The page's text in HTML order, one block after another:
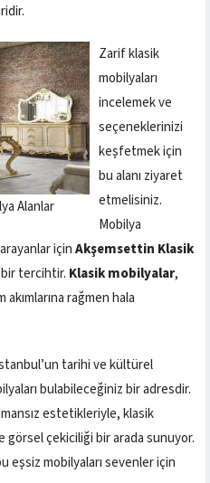
Alanlar
Zarif klasik
mobilyaları
incelemek ve
seçeneklerinizi
keşfetmek için
bu alanı ziyaret
etmelisiniz.
Mobilya
içinAkşemsettin Klasik
tercihtir. Klasik mobilyalar,
rağmen hala
tarihi ve kültürel
bulabileceğiniz bir adresdir.
estetikleriyle, klasik
görsel çekiciliği bir arada sunuyor.
eşsiz mobilyaları sevenler için